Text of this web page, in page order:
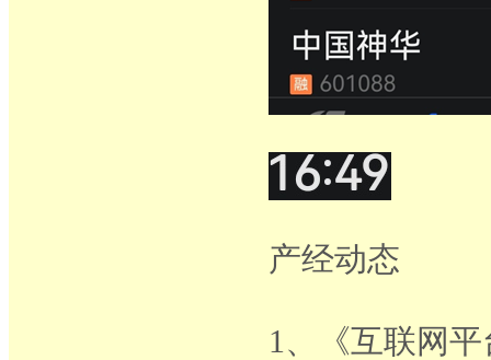
产经动态
1、《互联网